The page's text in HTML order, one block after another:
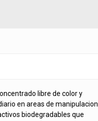
libre de color y
en areas de manipulacion
biodegradables que